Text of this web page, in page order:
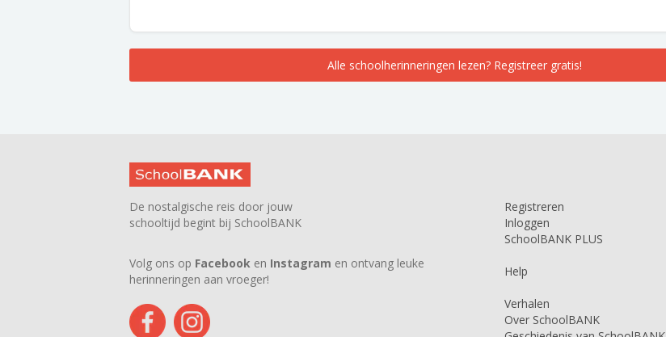
Alle schoolherinneringen lezen? Registreer gratis!
De nostalgische reis door jouw
schooltijd begint bij SchoolBANK
Volg ons op Facebook en Instagram en ontvang leuke
herinneringen aan vroeger!
Registreren
Inloggen
SchoolBANK PLUS
Help
Verhalen
Over SchoolBANK